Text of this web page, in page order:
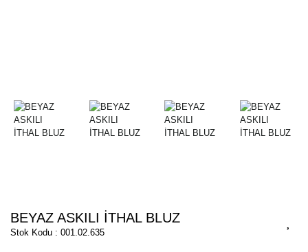
BEYAZ ASKILI İTHAL BLUZ
Stok Kodu : 001.02.635